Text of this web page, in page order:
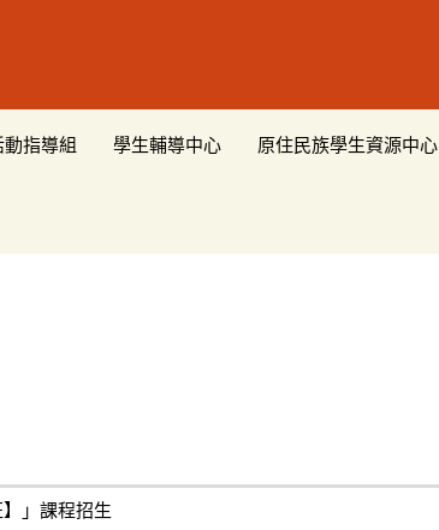
指導組 學生輔導中心 原住民族學生資源中心
」課程招生